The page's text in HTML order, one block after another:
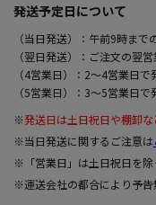
発送予定日について
（当日発送）：午前9時ま
（翌日発送）：ご注文の翌
（4営業日）：2～4営業日で
（5営業日）：3～5営業日で
※発送日は土日祝日や棚卸な
※当日発送に関するご注意は
※「営業日」は土日祝日を除
※運送会社の都合により予告